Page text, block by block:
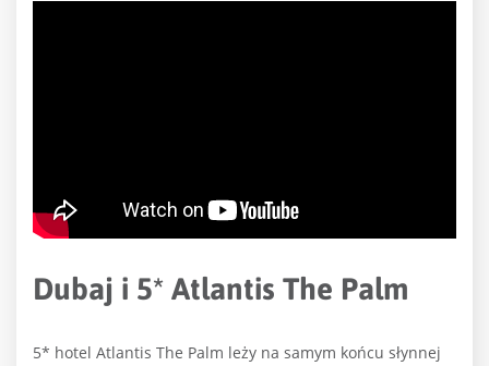
Dubaj i 5* Atlantis The Palm
5* hotel Atlantis The Palm leży na samym końcu słynnej